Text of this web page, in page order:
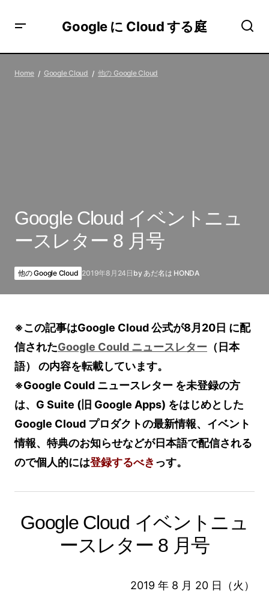
Google に Cloud する庭
Home Google Cloud 他の Google Cloud
Google Cloud イベントニュ
ースレター 8 月号
他の Google Cloud 2019年8月24日 by あだ名は HONDA
※この記事はGoogle Cloud 公式が8月20日 に配
信されたGoogle Could ニュースレター （日本
語） の内容を転載しています。
※Google Could ニュースレター を未登録の方
は、G Suite (旧 Google Apps) をはじめとした
Google Cloud プロダクトの最新情報、イベント
情報、特典のお知らせなどが日本語で配信される
ので個人的には登録するべき っす。
Google Cloud イベントニュ
ースレター 8 月号
2019 年 8 月 20 日（火）